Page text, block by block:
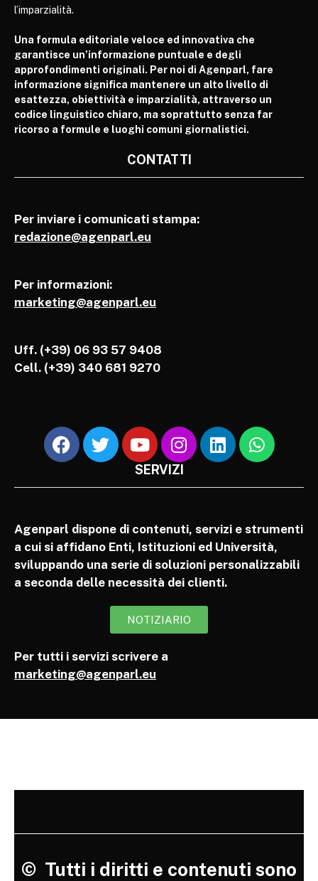
l’imparzialità.
Una formula editoriale veloce ed innovativa che
garantisce un’informazione puntuale e degli
approfondimenti originali. Per noi di Agenparl, fare
informazione significa mantenere un alto livello di
esattezza, obiettività e imparzialità, attraverso un
codice linguistico chiaro, ma soprattutto senza far
ricorso a formule e luoghi comuni giornalistici.
CONTATTI
Per inviare i comunicati stampa:
redazione@agenparl.eu
Per informazioni:
marketing@agenparl.eu
Uff. (+39) 06 93 57 9408
Cell. (+39) 340 681 9270
SERVIZI
Agenparl dispone di contenuti, servizi e strumenti
a cui si affidano Enti, Istituzioni ed Università,
sviluppando una serie di soluzioni personalizzabili
a seconda delle necessità dei clienti.
NOTIZIARIO
Per tutti i servizi scrivere a
marketing@agenparl.eu
© Tutti i diritti e contenuti sono